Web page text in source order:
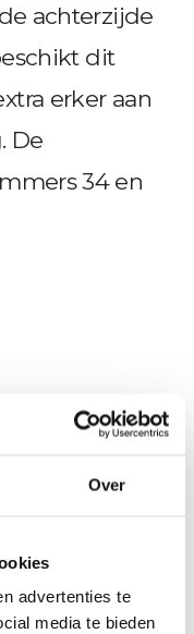
Over
advertenties te
media te bieden
achterzijde
dit
erker aan
De
34 en